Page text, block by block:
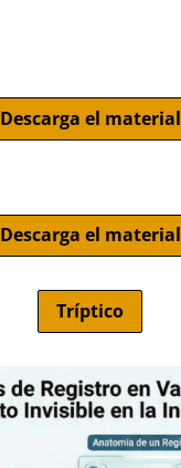
Descarga el material
Descarga el material
Tríptico